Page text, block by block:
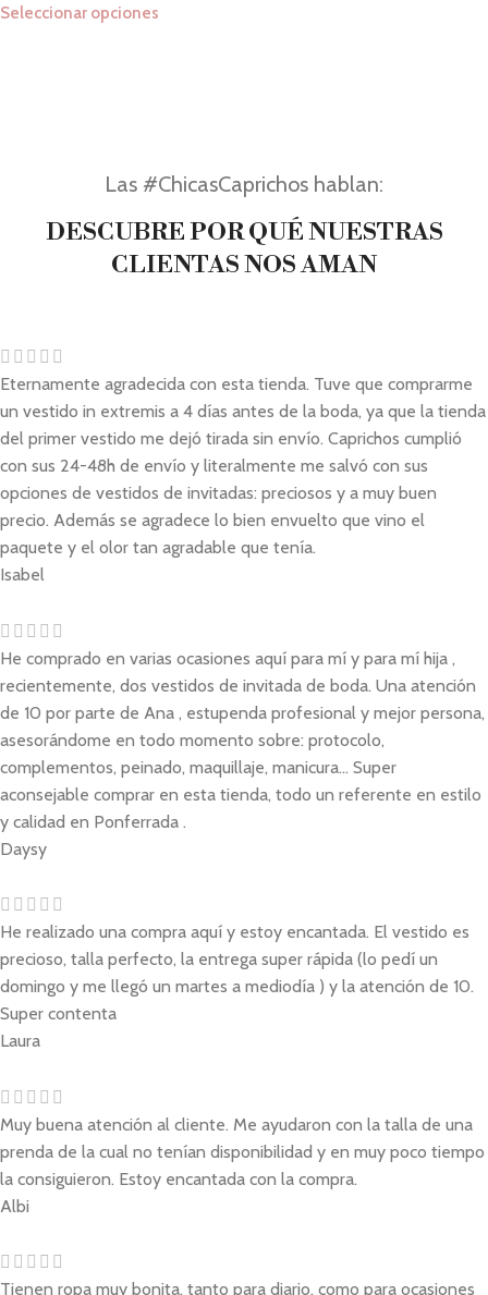
Seleccionar opciones
Las #ChicasCaprichos hablan:
DESCUBRE POR QUÉ NUESTRAS
CLIENTAS NOS AMAN
Eternamente agradecida con esta tienda. Tuve que comprarme
un vestido in extremis a 4 días antes de la boda, ya que la tienda
del primer vestido me dejó tirada sin envío. Caprichos cumplió
con sus 24-48h de envío y literalmente me salvó con sus
opciones de vestidos de invitadas: preciosos y a muy buen
precio. Además se agradece lo bien envuelto que vino el
paquete y el olor tan agradable que tenía.
Isabel
He comprado en varias ocasiones aquí para mí y para mí hija ,
recientemente, dos vestidos de invitada de boda. Una atención
de 10 por parte de Ana , estupenda profesional y mejor persona,
asesorándome en todo momento sobre: protocolo,
complementos, peinado, maquillaje, manicura... Super
aconsejable comprar en esta tienda, todo un referente en estilo
y calidad en Ponferrada .
Daysy
He realizado una compra aquí y estoy encantada. El vestido es
precioso, talla perfecto, la entrega super rápida (lo pedí un
domingo y me llegó un martes a mediodía ) y la atención de 10.
Super contenta
Laura
Muy buena atención al cliente. Me ayudaron con la talla de una
prenda de la cual no tenían disponibilidad y en muy poco tiempo
la consiguieron. Estoy encantada con la compra.
Albi
Tienen ropa muy bonita, tanto para diario, como para ocasiones